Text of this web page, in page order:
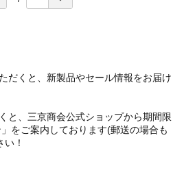
だくと、新製品やセール情報をお届け
と、三京商会公式ショップから期間限
をご案内しております(郵送の場合も
！